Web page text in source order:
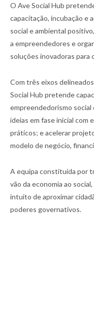
O Ave Social Hub
capacitação, incubação e
social e ambiental
a empreendedores e
soluções inovadoras para
Com três eixos
Social Hub pretende
empreendedorismo
ideias em fase inicial com
práticos; e acelerar
modelo de negócio,
A equipa constituída por
vão da economia ao
intuito de aproximar
poderes governativos.